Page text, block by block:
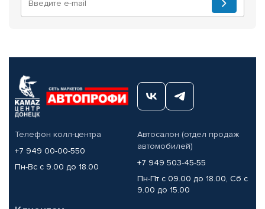
Телефон колл-центра
+7 949 00-00-550
Пн-Вс с 9.00 до 18.00
Автосалон (отдел продаж
автомобилей)
+7 949 503-45-55
Пн-Пт с 09.00 до 18.00, Сб с
9.00 до 15.00